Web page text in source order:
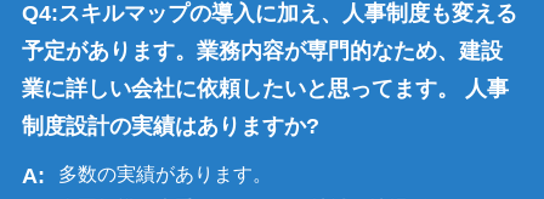
スキルマップの導入に加え、人事制度も変える
予定があります。業務内容が専門的なため、建設
業に詳しい会社に依頼したいと思ってます。 人事
制度設計の実績はありますか?
多数の実績があります。